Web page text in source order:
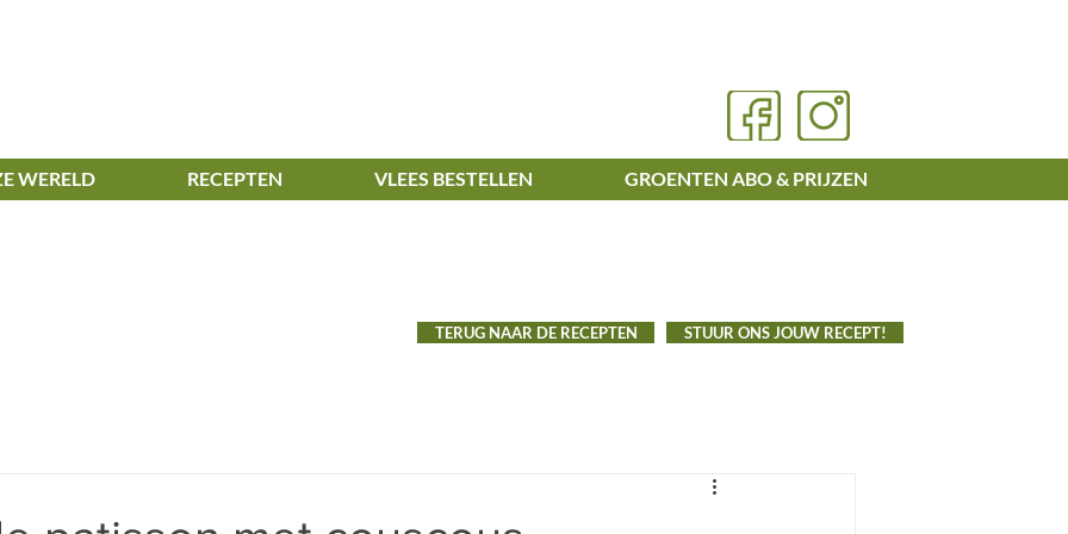
WERELD RECEPTEN VLEES BESTELLEN GROENTEN ABO & PRIJZEN
STUUR ONS JOUW RECEPT!
TERUG NAAR DE RECEPTEN